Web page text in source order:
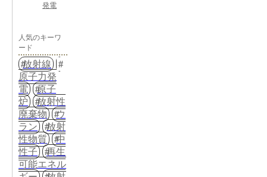
発電
人気のキーワ
ード
放射線
原子力発
電
原子
炉
放射性
廃棄物
ウ
ラン
放射
性物質
中
性子
再生
可能エネル